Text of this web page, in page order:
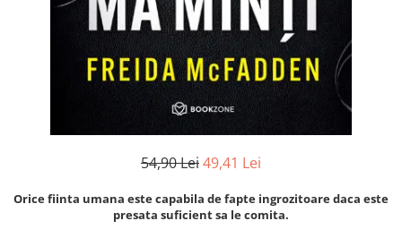
Sanatate
54,90 Lei49,41 Lei
Orice fiinta umana este capabila de fapte ingrozitoare daca este
presata suficient sa le comita.